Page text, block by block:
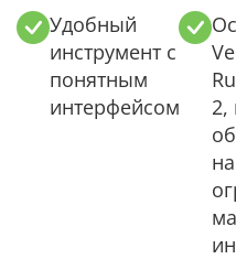
Удобный
инструмент с
понятным
интерфейсом
2,
на